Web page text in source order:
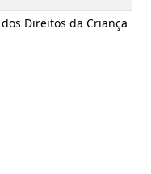
Direitos da Criança